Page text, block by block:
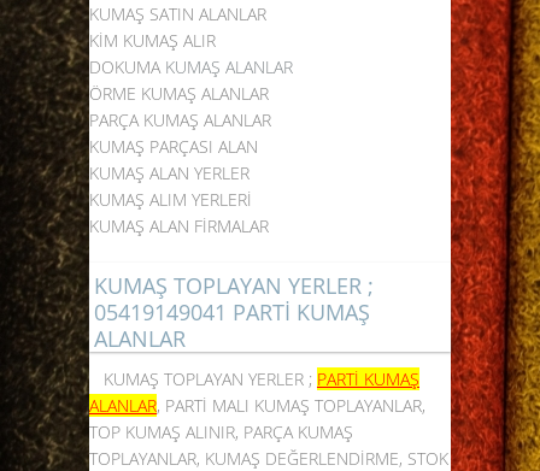
KUMAŞ SATIN ALANLAR
KİM KUMAŞ ALIR
DOKUMA KUMAŞ ALANLAR
ÖRME KUMAŞ ALANLAR
PARÇA KUMAŞ ALANLAR
KUMAŞ PARÇASI ALAN
KUMAŞ ALAN YERLER
KUMAŞ ALIM YERLERİ
KUMAŞ ALAN FİRMALAR
KUMAŞ TOPLAYAN YERLER ;
05419149041 PARTİ KUMAŞ
ALANLAR
KUMAŞ TOPLAYAN YERLER ; PARTİ KUMAŞ
ALANLAR, PARTİ MALI KUMAŞ TOPLAYANLAR,
TOP KUMAŞ ALINIR, PARÇA KUMAŞ
TOPLAYANLAR, KUMAŞ DEĞERLENDİRME, STOK